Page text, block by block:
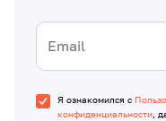
Я ознакомился с
конфиденциальности,